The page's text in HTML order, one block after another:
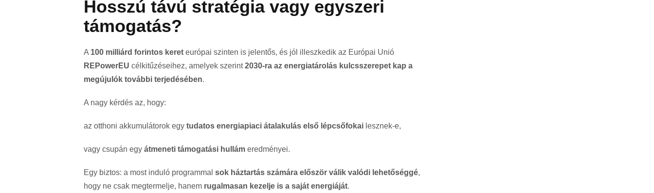
Hosszú távú stratégia vagy egyszeri
támogatás?
A 100 milliárd forintos keret európai szinten is jelentős, és jól illeszkedik az Európai Unió
REPowerEU célkitűzéseihez, amelyek szerint2030-ra az energiatárolás kulcsszerepet kap a
megújulók további terjedésében.
A nagy kérdés az, hogy:
az otthoni akkumulátorok egy tudatos energiapiaci átalakulás első lépcsőfokai lesznek-e,
vagy csupán egy átmeneti támogatási hullám eredményei.
Egy biztos: a most induló programmal sok háztartás számára először válik valódi lehetőséggé,
hogy ne csak megtermelje, hanem rugalmasan kezelje is a saját energiáját.